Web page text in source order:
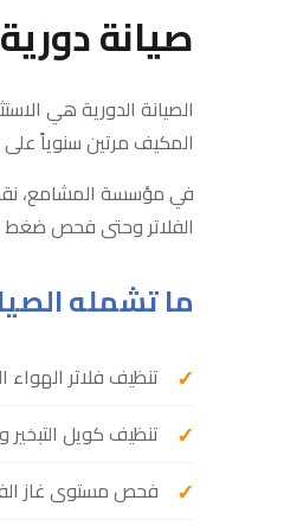
صيانة
الصيانة الدورية هي
المكيف مرتين سنوياً
في مؤسسة المشامع،
الفلاتر وحتى فحص ضغط
ما تشمله
تنظيف فلاتر الهواء
تنظيف كويل
فحص مستوى غاز